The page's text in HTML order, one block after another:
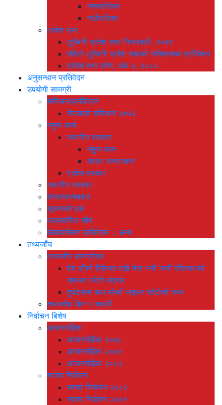
नगरपालिका
गाउँपालिका
प्रदेश सभा
लुम्बिनी प्रदेश सभा नियमावली, २०७९
पहिलो लुम्बिनी प्रदेश सभाको समिक्षात्मक प्रतिवेदन
प्रदेश सभा दर्पण, अंक ४, २०८०
अनुसन्धान प्रतिवेदन
उपयोगी सामग्री
संविधान/प्रतिवेदन
नेपालको संविधान २०७२
नमुना काम
स्थानीय सरकार
नमुना काम
असल अभ्यासहरु
प्रदेश सरकार
स्थानीय सरकार
संचारमाध्यमबाट
सूचनाको हक
पत्रकारिता सीप
लेखापरीक्षण प्रतिवेदन । अन्य
तथ्यजाँच
तथ्यजाँच सामग्रीहरु
देश हाँक्ने हैसियत राख्ने नेता भन्दै ‘नयाँ पत्रिका’को
भ्रामक फोटो भाइरल
दुर्घटनामा बाघ मरेको भाइरल फोटोको तथ्य
तथ्यजाँच किन र कसरी
निर्वाचन बिशेष
आचारसंहिता
आचारसंहिता २०७८
आचारसंहिता २०७९
आचारसंहिता २०८२
स्वच्छ निर्वाचन
स्वच्छ निर्वाचन २०८२
स्वच्छ निर्वाचन २०७९